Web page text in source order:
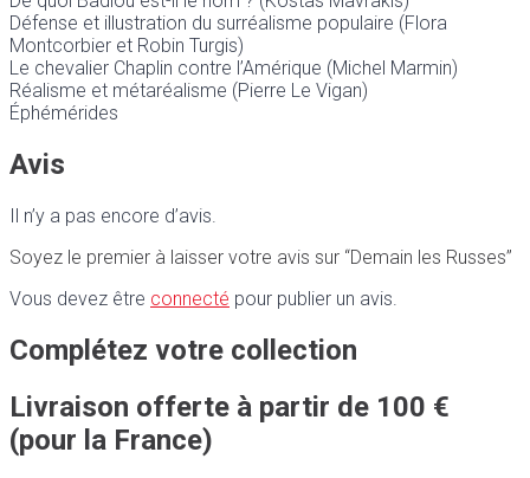
Défense et illustration du surréalisme populaire (Flora
Montcorbier et Robin Turgis)
Le chevalier Chaplin contre l’Amérique (Michel Marmin)
Réalisme et métaréalisme (Pierre Le Vigan)
Éphémérides
Avis
Il n’y a pas encore d’avis.
Soyez le premier à laisser votre avis sur “Demain les Russes”
Vous devez être connecté pour publier un avis.
Complétez votre collection
Livraison offerte à partir de 100 €
(pour la France)